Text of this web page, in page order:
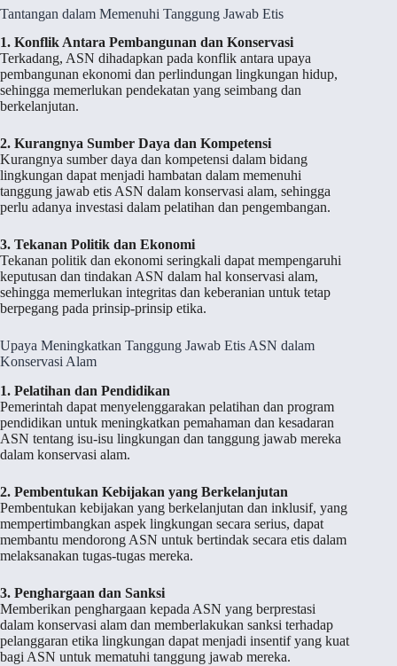
Tantangan dalam Memenuhi Tanggung Jawab Etis
1. Konflik Antara Pembangunan dan Konservasi
Terkadang, ASN dihadapkan pada konflik antara upaya
pembangunan ekonomi dan perlindungan lingkungan hidup,
sehingga memerlukan pendekatan yang seimbang dan
berkelanjutan.
2. Kurangnya Sumber Daya dan Kompetensi
Kurangnya sumber daya dan kompetensi dalam bidang
lingkungan dapat menjadi hambatan dalam memenuhi
tanggung jawab etis ASN dalam konservasi alam, sehingga
perlu adanya investasi dalam pelatihan dan pengembangan.
3. Tekanan Politik dan Ekonomi
Tekanan politik dan ekonomi seringkali dapat mempengaruhi
keputusan dan tindakan ASN dalam hal konservasi alam,
sehingga memerlukan integritas dan keberanian untuk tetap
berpegang pada prinsip-prinsip etika.
Upaya Meningkatkan Tanggung Jawab Etis ASN dalam
Konservasi Alam
1. Pelatihan dan Pendidikan
Pemerintah dapat menyelenggarakan pelatihan dan program
pendidikan untuk meningkatkan pemahaman dan kesadaran
ASN tentang isu-isu lingkungan dan tanggung jawab mereka
dalam konservasi alam.
2. Pembentukan Kebijakan yang Berkelanjutan
Pembentukan kebijakan yang berkelanjutan dan inklusif, yang
mempertimbangkan aspek lingkungan secara serius, dapat
membantu mendorong ASN untuk bertindak secara etis dalam
melaksanakan tugas-tugas mereka.
3. Penghargaan dan Sanksi
Memberikan penghargaan kepada ASN yang berprestasi
dalam konservasi alam dan memberlakukan sanksi terhadap
pelanggaran etika lingkungan dapat menjadi insentif yang kuat
bagi ASN untuk mematuhi tanggung jawab mereka.